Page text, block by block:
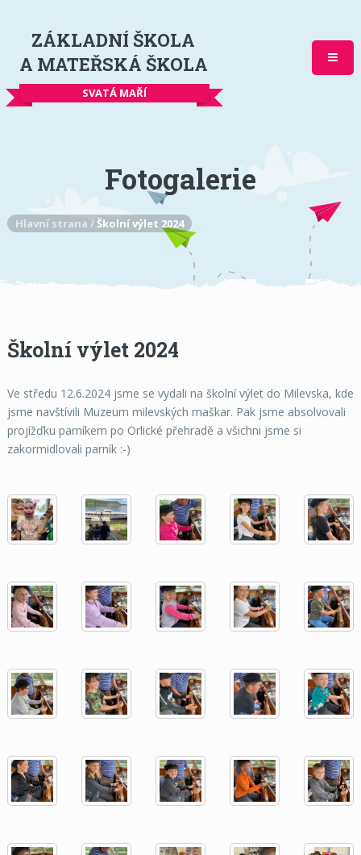
ZÁKLADNÍ ŠKOLA
A MATEŘSKÁ ŠKOLA
SVATÁ MAŘÍ
Fotogalerie
Hlavní strana /Školní výlet 2024
Školní výlet 2024
Ve středu 12.6.2024 jsme se vydali na školní výlet do Milevska, kde
jsme navštívili Muzeum milevských maškar. Pak jsme absolvovali
projížďku parníkem po Orlické přehradě a všichni jsme si
zakormidlovali parník :-)